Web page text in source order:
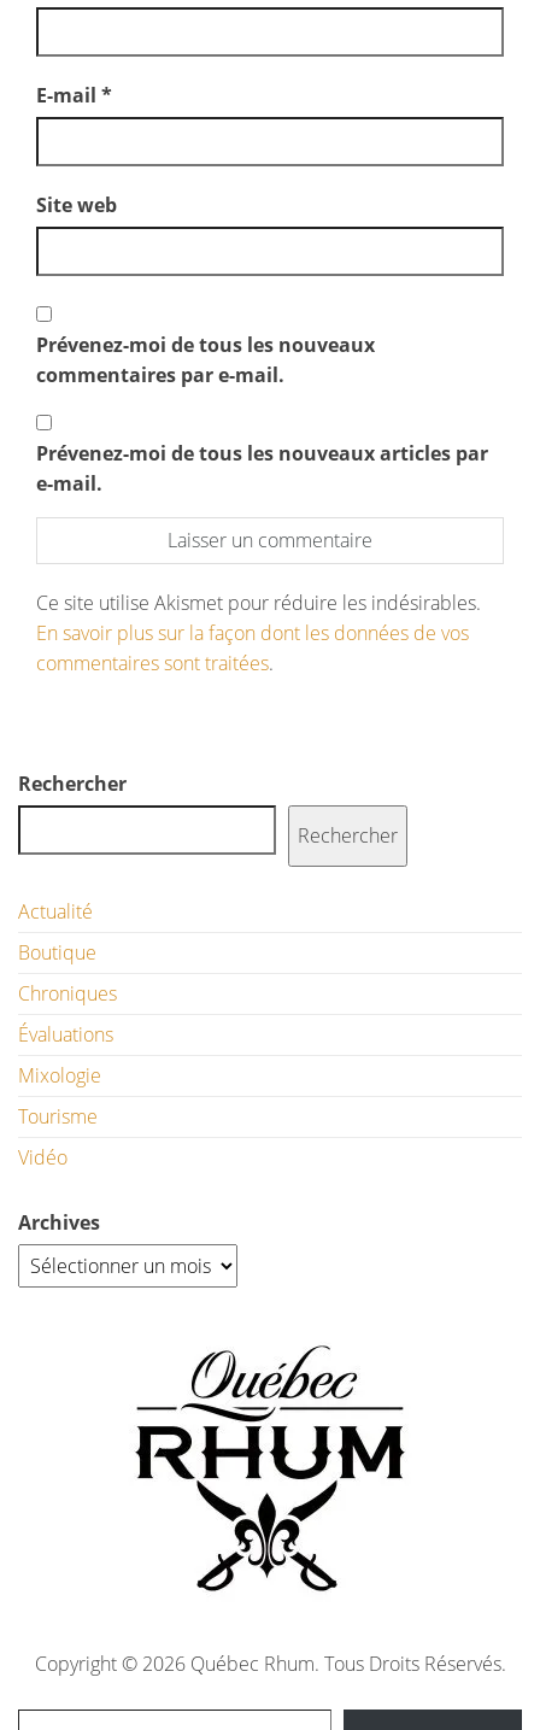
E-mail *
Site web
Prévenez-moi de tous les nouveaux
commentaires par e-mail.
Prévenez-moi de tous les nouveaux articles par
e-mail.
Ce site utilise Akismet pour réduire les indésirables.
En savoir plus sur la façon dont les données de vos
commentaires sont traitées.
Rechercher
Rechercher
Actualité
Boutique
Chroniques
Évaluations
Mixologie
Tourisme
Vidéo
Archives
Copyright © 2026 Québec Rhum. Tous Droits Réservés.